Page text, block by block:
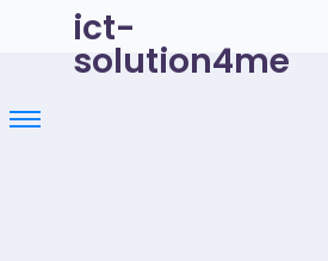
ict-
solution4me